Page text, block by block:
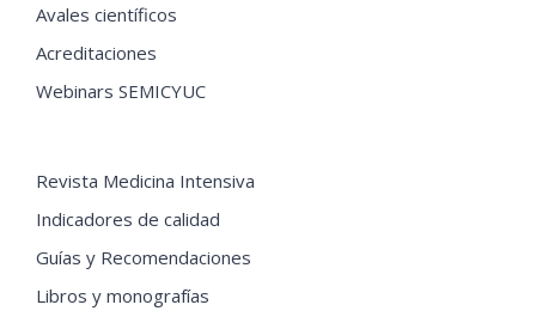
Avales científicos
Acreditaciones
Webinars SEMICYUC
Revista Medicina Intensiva
Indicadores de calidad
Guías y Recomendaciones
Libros y monografías